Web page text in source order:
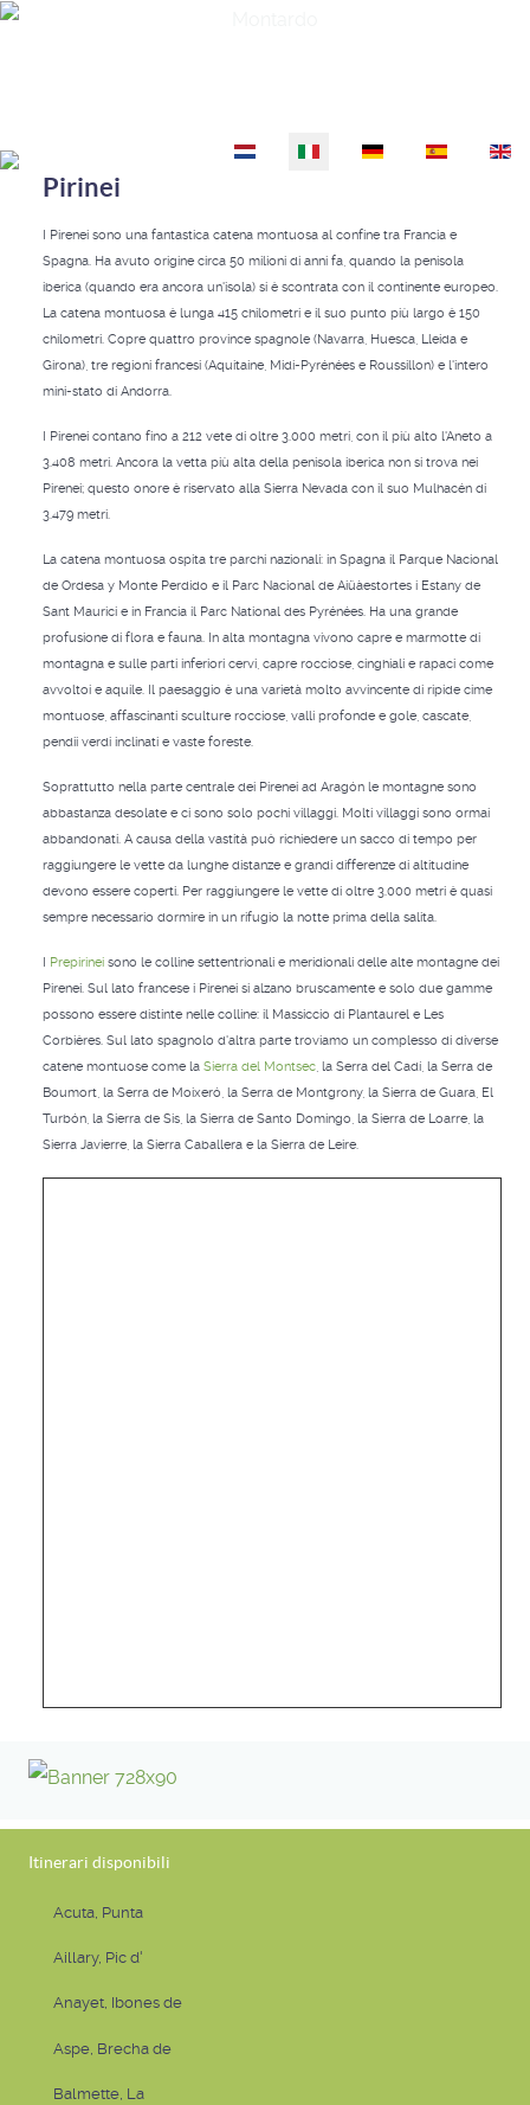
Seleziona la tua lingua
Pirinei
I Pirenei sono una fantastica catena montuosa al confine tra Francia e
Spagna. Ha avuto origine circa 50 milioni di anni fa, quando la penisola
iberica (quando era ancora un'isola) si è scontrata con il continente europeo.
La catena montuosa è lunga 415 chilometri e il suo punto più largo è 150
chilometri. Copre quattro province spagnole (Navarra, Huesca, Lleida e
Girona), tre regioni francesi (Aquitaine, Midi-Pyrénées e Roussillon) e l'intero
mini-stato di Andorra.
I Pirenei contano fino a 212 vete di oltre 3.000 metri, con il più alto l'Aneto a
3.408 metri. Ancora la vetta più alta della penisola iberica non si trova nei
Pirenei; questo onore è riservato alla Sierra Nevada con il suo Mulhacén di
3.479 metri.
La catena montuosa ospita tre parchi nazionali: in Spagna il Parque Nacional
de Ordesa y Monte Perdido e il Parc Nacional de Aiüàestortes i Estany de
Sant Maurici e in Francia il Parc National des Pyrénées. Ha una grande
profusione di flora e fauna. In alta montagna vivono capre e marmotte di
montagna e sulle parti inferiori cervi, capre rocciose, cinghiali e rapaci come
avvoltoi e aquile. Il paesaggio è una varietà molto avvincente di ripide cime
montuose, affascinanti sculture rocciose, valli profonde e gole, cascate,
pendii verdi inclinati e vaste foreste.
Soprattutto nella parte centrale dei Pirenei ad Aragón le montagne sono
abbastanza desolate e ci sono solo pochi villaggi. Molti villaggi sono ormai
abbandonati. A causa della vastità può richiedere un sacco di tempo per
raggiungere le vette da lunghe distanze e grandi differenze di altitudine
devono essere coperti. Per raggiungere le vette di oltre 3.000 metri è quasi
sempre necessario dormire in un rifugio la notte prima della salita.
Prepirineisono le colline settentrionali e meridionali delle alte montagne dei
Pirenei. Sul lato francese i Pirenei si alzano bruscamente e solo due gamme
possono essere distinte nelle colline: il Massiccio di Plantaurel e Les
Corbières. Sul lato spagnolo d'altra parte troviamo un complesso di diverse
catene montuose come la Sierra del Montsec, la Serra del Cadí, la Serra de
Boumort, la Serra de Moixeró, la Serra de Montgrony, la Sierra de Guara, El
Turbón, la Sierra de Sis, la Sierra de Santo Domingo, la Sierra de Loarre, la
Sierra Javierre, la Sierra Caballera e la Sierra de Leire.
Itinerari disponibili
Acuta, Punta
Aillary, Pic d'
Anayet, Ibones de
Aspe, Brecha de
Balmette, La